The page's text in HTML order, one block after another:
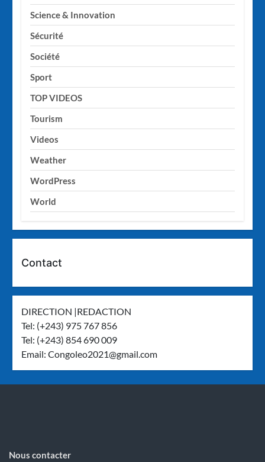
Science & Innovation
Sécurité
Société
Sport
TOP VIDEOS
Tourism
Videos
Weather
WordPress
World
Contact
DIRECTION |REDACTION
Tel: (+243) 975 767 856
Tel: (+243) 854 690 009
Email:Congoleo2021@gmail.com
Nous contacter